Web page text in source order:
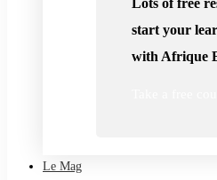
Lots of free
start your
with Afrique
Le Mag